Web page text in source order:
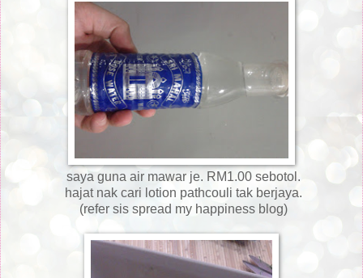
saya guna air mawar je. RM1.00 sebotol.
hajat nak cari lotion pathcouli tak berjaya.
(refer sis spread my happiness blog)